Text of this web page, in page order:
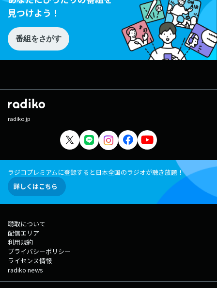
見つけよう！
番組をさがす
radiko.jp
ラジコプレミアムに登録すると日本全国のラジオが聴き放題！
詳しくはこちら
聴取について
配信エリア
利用規約
プライバシーポリシー
ライセンス情報
radiko news